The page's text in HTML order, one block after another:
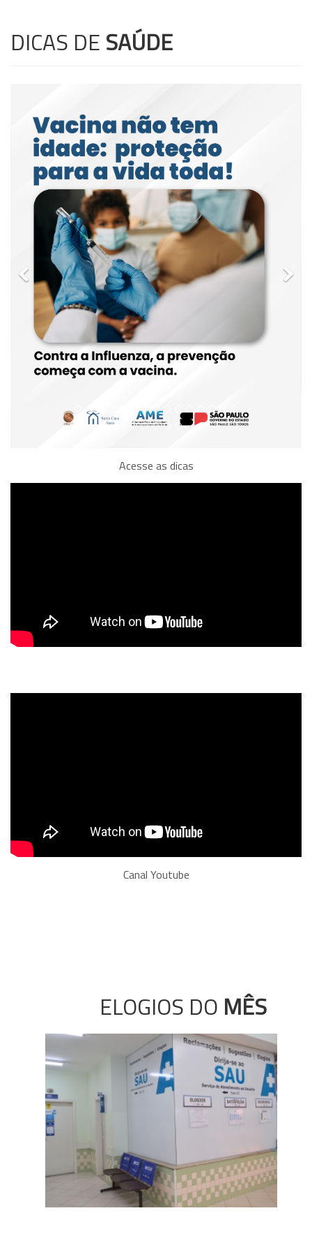
DICAS DE SAÚDE
Acesse as dicas
Canal Youtube
ELOGIOS DO MÊS